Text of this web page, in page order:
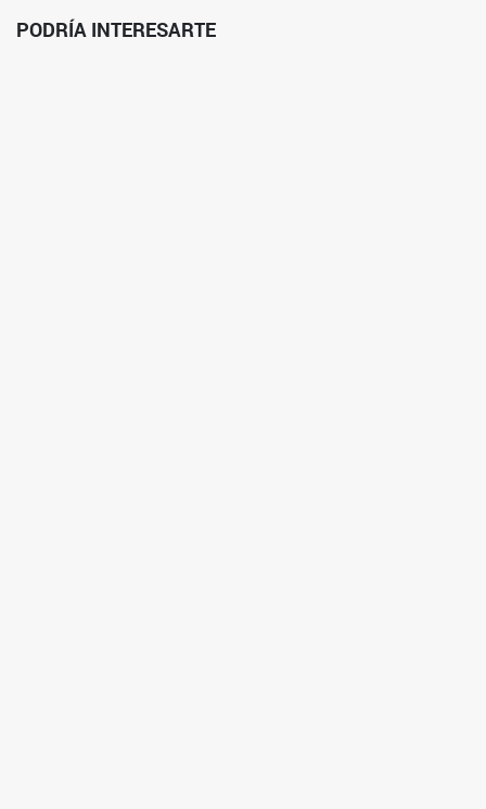
PODRÍA INTERESARTE